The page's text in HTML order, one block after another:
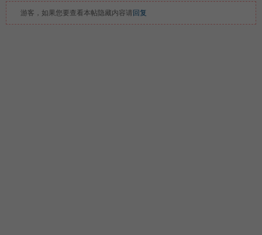
游客，如果您要查看本帖隐藏内容请 回复